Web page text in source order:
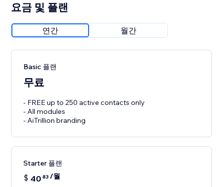
요금 및 플랜
연간 월간
Basic 플랜
무료
- FREE up to 250 active contacts only
- All modules
- AiTrillion branding
Starter 플랜
$ 40 83 /월